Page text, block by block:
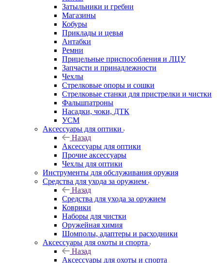
Затыльники и гребни
Магазины
Кобуры
Приклады и цевья
Антабки
Ремни
Прицельные приспособления и ЛЦУ
Запчасти и принадлежности
Чехлы
Стрелковые опоры и сошки
Стрелковые станки для пристрелки и чистки
Фальшпатроны
Насадки, чоки, ДТК
УСМ
Аксессуары для оптики
Назад
Аксессуары для оптики
Прочие аксессуары
Чехлы для оптики
Инструменты для обслуживания оружия
Средства для ухода за оружием
Назад
Средства для ухода за оружием
Коврики
Наборы для чистки
Оружейная химия
Шомполы, адаптеры и расходники
Аксессуары для охоты и спорта
Назад
Аксессуары для охоты и спорта